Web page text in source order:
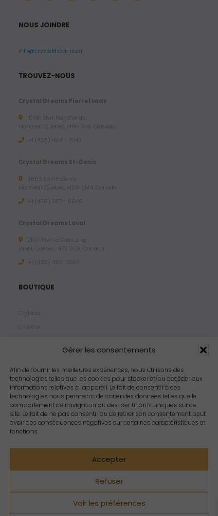
Gérer les consentements
Afin de fournir les meilleures expériences, nous utilisons des
technologies telles que les cookies pour stocker et/ou accéder aux
informations relatives à l'appareil. Le fait de consentir à ces
technologies nous permettra de traiter des données telles que le
comportement de navigation ou des identifiants uniques sur ce
site. Le fait de ne pas consentir ou de retirer son consentement peut
avoir des conséquences négatives sur certaines caractéristiques et
fonctions.
Accepter
Refuser
Voir les préférences
NOUS JOINDRE
info@crystaldreams.ca
TROUVEZ-NOUS
Crystal Dreams Pierrefonds
15781 Blvd. Pierrefonds,
Montreal, Quebec, H9H 3X6, Canada
+1 (438) 494 - 7043
Crystal Dreams St-Denis
3803 Saint-Denis,
Montreal, Quebec, H2W 2M4, Canada
+1 (438) 387 - 6946
Crystal Dreams Laval
2100 Blvd le Corbusier,
Laval, Quebec, H7S 2C9, Canada
+1 ‪(438) 492-7804‬
BOUTIQUE
Chakras
Cristaux
Propriétés
Arômes
Zodiacs